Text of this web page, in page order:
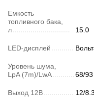
Емкость
топливного бака,
л
15.0
LED-дисплей
Уровень шума,
LpA (7m)/LwA
68/93
Выход 12В 12/8.3